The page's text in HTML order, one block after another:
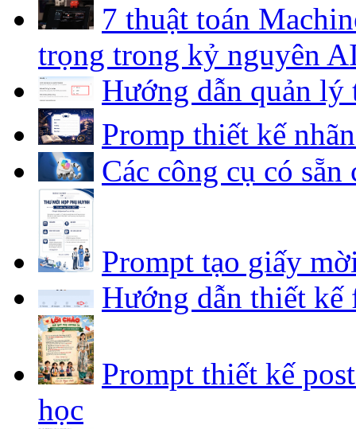
7 thuật toán
trọng trong kỷ nguyên
Hướng dẫn quản lý
Promp thiết kế
Các công cụ có
Prompt tạo giấy
Hướng dẫn thiết
Prompt thiết kế
học